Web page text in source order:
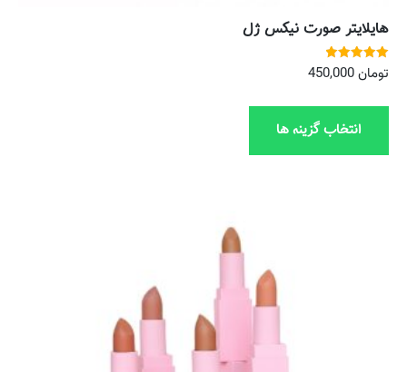
هایلایتر صورت نیکس ژل
نمره
5.00
تومان
انتخاب گزینه ها